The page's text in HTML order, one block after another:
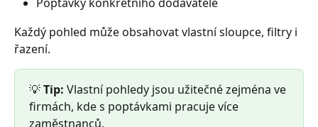
Každý pohled může obsahovat vlastní sloupce, filtry i
řazení.
💡 Tip: Vlastní pohledy jsou užitečné zejména ve
firmách, kde s poptávkami pracuje více
zaměstnanců.